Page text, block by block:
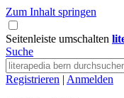
Zum Inhalt springen
Seitenleiste umschalten
Suche
Registrieren | Anmelden